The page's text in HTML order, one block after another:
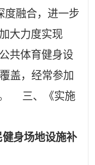
度融合，进一步
大力度实现
共体育健身设
盖，经常参加
三、
《实施
健身场地设施补